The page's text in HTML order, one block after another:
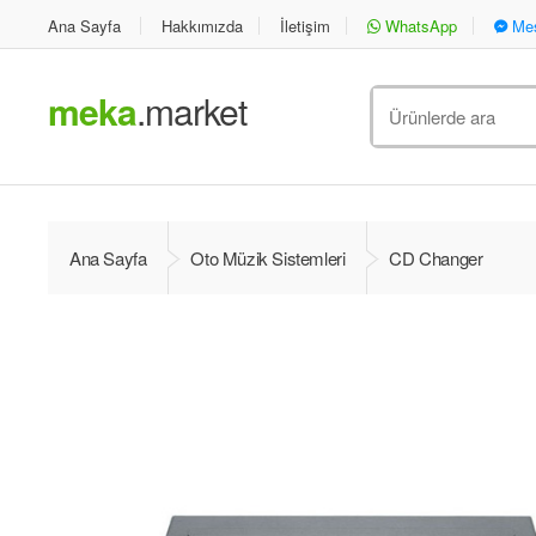
Ana Sayfa Hakkımızda İletişim WhatsApp
meka.market
Ana Sayfa Oto Müzik Sistemleri CD Changer